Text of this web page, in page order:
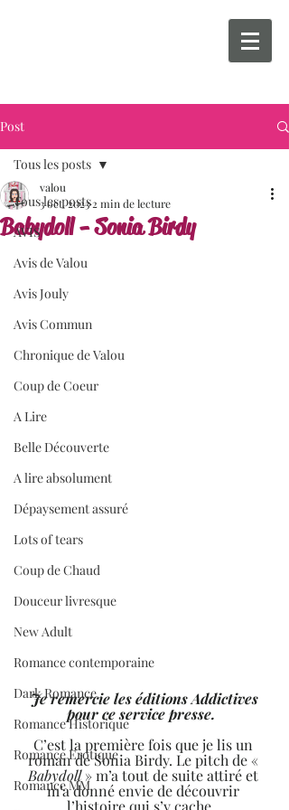
Post
Tous les posts
AVIS
Avis de Valou
Avis Jouly
Avis Commun
Chronique de Valou
Coup de Coeur
A Lire
Belle Découverte
A lire absolument
Dépaysement assuré
Lots of tears
Coup de Chaud
Douceur livresque
New Adult
Romance contemporaine
Dark Romance
Romance Historique
Romance Erotique
Romance MM
Tous les posts
Babydoll - Sonia Birdy
valou
3 oct. 2023 2 min de lecture
Je remercie les éditions Addictives
pour ce service presse.
C’est la première fois que je lis un
roman de Sonia Birdy. Le pitch de «
Babydoll » m’a tout de suite attiré et
m’a donné envie de découvrir
l’histoire qui s’y cache.